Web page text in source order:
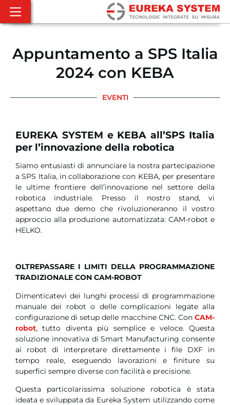
Appuntamento a SPS Italia
2024 con KEBA
EVENTI
EUREKA SYSTEM e KEBA all’SPS Italia
per l’innovazione della robotica
Siamo entusiasti di annunciare la nostra partecipazione
a SPS Italia, in collaborazione con KEBA, per presentare
le ultime frontiere dell’innovazione nel settore della
robotica industriale. Presso il nostro stand, vi
aspettano due demo che rivoluzioneranno il vostro
approccio alla produzione automatizzata: CAM-robot e
HELKO.
OLTREPASSARE I LIMITI DELLA PROGRAMMAZIONE
TRADIZIONALE CON CAM-ROBOT
Dimenticatevi dei lunghi processi di programmazione
manuale dei robot o delle complicazioni legate alla
configurazione di setup delle macchine CNC. Con CAM-
robot, tutto diventa più semplice e veloce. Questa
soluzione innovativa di Smart Manufacturing consente
ai robot di interpretare direttamente i file DXF in
tempo reale, eseguendo lavorazioni e finiture su
superfici sempre diverse con facilità e precisione.
Questa particolarissima soluzione robotica è stata
ideata e sviluppata da Eureka System utilizzando come